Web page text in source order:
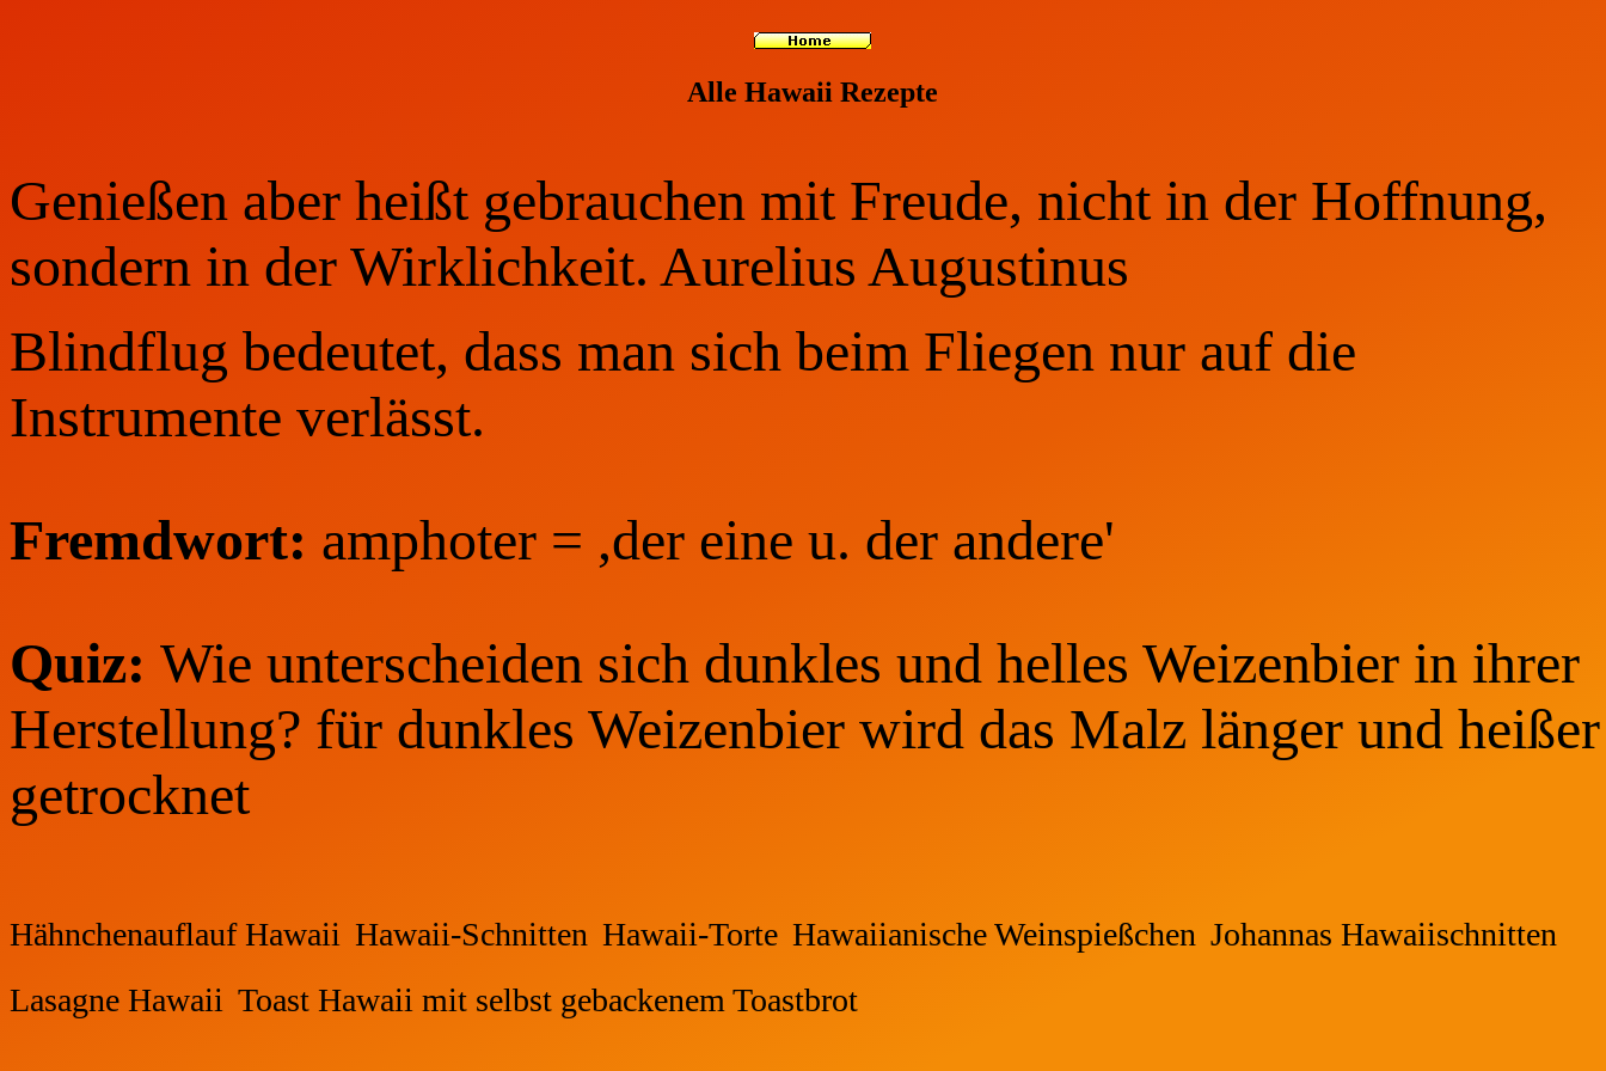
Alle Hawaii Rezepte
Genießen aber heißt gebrauchen mit Freude, nicht in der Hoffnung,
sondern in der Wirklichkeit. Aurelius Augustinus
Blindflug bedeutet, dass man sich beim Fliegen nur auf die
Instrumente verlässt.
Fremdwort: amphoter = ,der eine u. der andere'
Quiz: Wie unterscheiden sich dunkles und helles Weizenbier in ihrer
Herstellung? für dunkles Weizenbier wird das Malz länger und heißer
getrocknet
Hähnchenauflauf Hawaii Hawaii-Schnitten Hawaii-Torte Hawaiianische Weinspießchen Johannas Hawaiischnitten
Lasagne Hawaii Toast Hawaii mit selbst gebackenem Toastbrot